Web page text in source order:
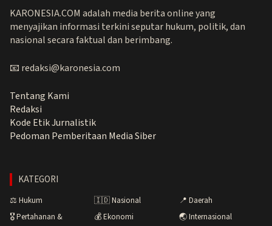
KARONESIA.COM adalah media berita online yang
menyajikan informasi terkini seputar hukum, politik, dan
nasional secara faktual dan berimbang.
📧 redaksi@karonesia.com
Tentang Kami
Redaksi
Kode Etik Jurnalistik
Pedoman Pemberitaan Media Siber
KATEGORI
⚖️ Hukum 🇮🇩 Nasional
📍 Daerah
🎖️ Pertahanan &
💰 Ekonomi 🌏 Internasional